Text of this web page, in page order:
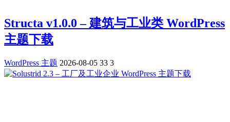
Structa v1.0.0 – 建筑与工业类 WordPress
主题下载
WordPress 主题 2026-08-05 33 3